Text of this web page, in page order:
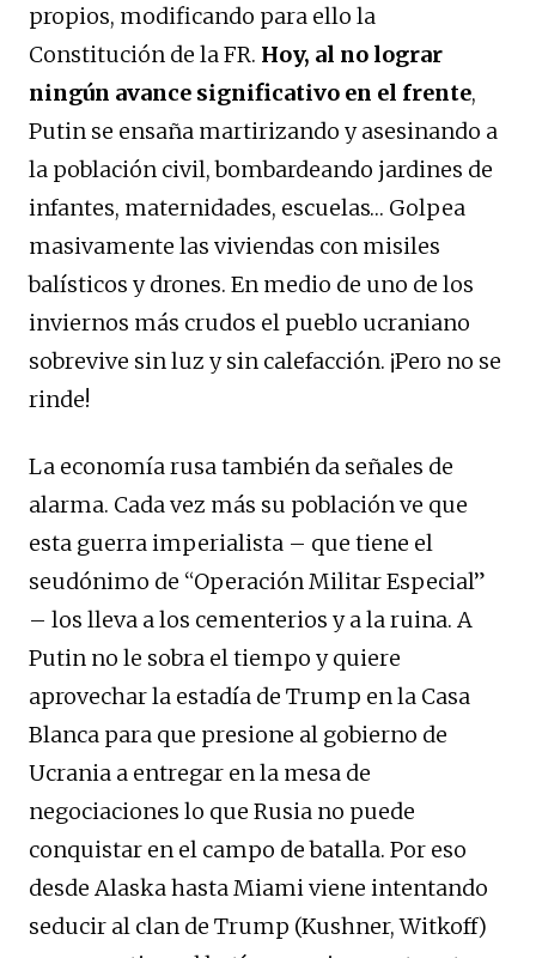
propios, modificando para ello la
Constitución de la FR. Hoy, al no lograr
ningún avance significativo en el frente,
Putin se ensaña martirizando y asesinando a
la población civil, bombardeando jardines de
infantes, maternidades, escuelas… Golpea
masivamente las viviendas con misiles
balísticos y drones. En medio de uno de los
inviernos más crudos el pueblo ucraniano
sobrevive sin luz y sin calefacción. ¡Pero no se
rinde!
La economía rusa también da señales de
alarma. Cada vez más su población ve que
esta guerra imperialista – que tiene el
seudónimo de “Operación Militar Especial”
– los lleva a los cementerios y a la ruina. A
Putin no le sobra el tiempo y quiere
aprovechar la estadía de Trump en la Casa
Blanca para que presione al gobierno de
Ucrania a entregar en la mesa de
negociaciones lo que Rusia no puede
conquistar en el campo de batalla. Por eso
desde Alaska hasta Miami viene intentando
seducir al clan de Trump (Kushner, Witkoff)